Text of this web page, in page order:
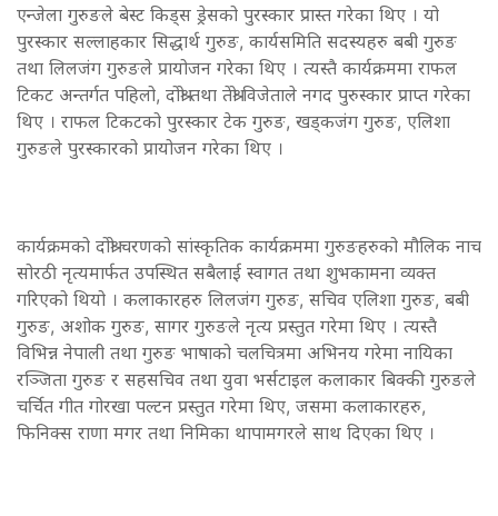
एन्जेला गुरुङले बेस्ट किड्स ड्रेसको पुरस्कार प्रास्त गरेका थिए । यो
पुरस्कार सल्लाहकार सिद्धार्थ गुरुङ, कार्यसमिति सदस्यहरु बबी गुरुङ
तथा लिलजंग गुरुङले प्रायोजन गरेका थिए । त्यस्तै कार्यक्रममा राफल
टिकट अन्तर्गत पहिलो, दोश्रो तथा तेश्रो विजेताले नगद पुरुस्कार प्राप्त गरेका
थिए । राफल टिकटको पुरस्कार टेक गुरुङ, खड्कजंग गुरुङ, एलिशा
गुरुङले पुरस्कारको प्रायोजन गरेका थिए ।
कार्यक्रमको दोश्रो चरणको सांस्कृतिक कार्यक्रममा गुरुङहरुको मौलिक नाच
सोरठी नृत्यमार्फत उपस्थित सबैलाई स्वागत तथा शुभकामना व्यक्त
गरिएको थियो । कलाकारहरु लिलजंग गुरुङ, सचिव एलिशा गुरुङ, बबी
गुरुङ, अशोक गुरुङ, सागर गुरुङले नृत्य प्रस्तुत गरेमा थिए । त्यस्तै
विभिन्न नेपाली तथा गुरुङ भाषाको चलचित्रमा अभिनय गरेमा नायिका
रञ्जिता गुरुङ र सहसचिव तथा युवा भर्सटाइल कलाकार बिक्की गुरुङले
चर्चित गीत गोरखा पल्टन प्रस्तुत गरेमा थिए, जसमा कलाकारहरु,
फिनिक्स राणा मगर तथा निमिका थापामगरले साथ दिएका थिए ।